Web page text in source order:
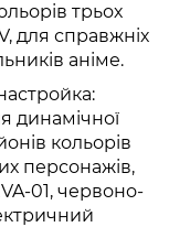
трьох
для справжніх
аніме.
динамічної
кольорів
персонажів,
01, червоно-